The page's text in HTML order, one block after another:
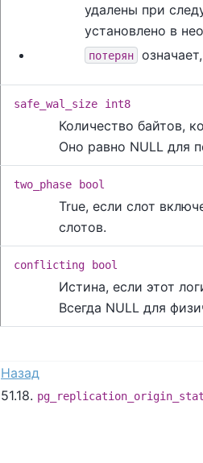
удалены при
установлено в
потерян
safe_wal_size int8
Количество байтов,
Оно равно NULL для
two_phase bool
True, если слот
слотов.
conflicting bool
Истина, если этот
Всегда NULL для
Назад
51.18.